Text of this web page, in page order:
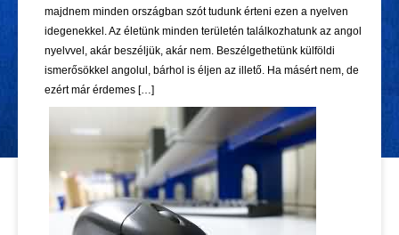
majdnem minden országban szót tudunk érteni ezen a nyelven
idegenekkel. Az életünk minden területén találkozhatunk az angol
nyelvvel, akár beszéljük, akár nem. Beszélgethetünk külföldi
ismerősökkel angolul, bárhol is éljen az illető. Ha másért nem, de
ezért már érdemes […]